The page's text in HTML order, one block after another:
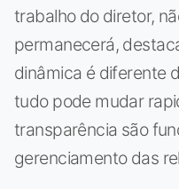
trabalho do diretor,
permanecerá,
dinâmica é diferente
tudo pode mudar
transparência são
gerenciamento das